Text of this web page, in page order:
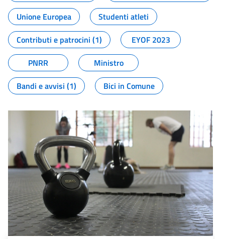
Unione Europea
Studenti atleti
Contributi e patrocini (1)
EYOF 2023
PNRR
Ministro
Bandi e avvisi (1)
Bici in Comune